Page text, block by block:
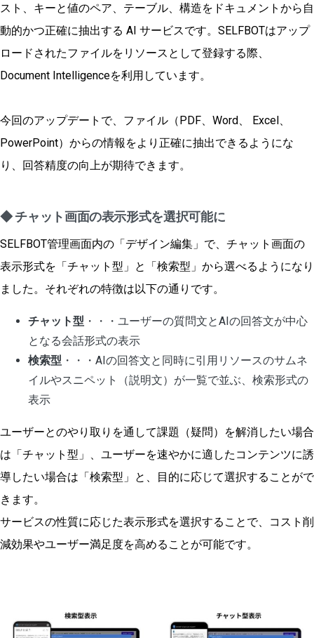
スト、キーと値のペア、テーブル、構造をドキュメントから自
動的かつ正確に抽出する AI サービスです。SELFBOTはアップ
ロードされたファイルをリソースとして登録する際、
Document Intelligenceを利用しています。
今回のアップデートで、ファイル（PDF、Word、 Excel、
PowerPoint）からの情報をより正確に抽出できるようにな
り、回答精度の向上が期待できます。
◆ チャット画面の表示形式を選択可能に
SELFBOT管理画面内の「デザイン編集」で、チャット画面の
表示形式を「チャット型」と「検索型」から選べるようになり
ました。それぞれの特徴は以下の通りです。
チャット型 ・・・ユーザーの質問文とAIの回答文が中心
となる会話形式の表示
検索型 ・・・AIの回答文と同時に引用リソースのサムネ
イルやスニペット（説明文）が一覧で並ぶ、検索形式の
表示
ユーザーとのやり取りを通して課題（疑問）を解消したい場合
は「チャット型」、ユーザーを速やかに適したコンテンツに誘
導したい場合は「検索型」と、目的に応じて選択することがで
きます。
サービスの性質に応じた表示形式を選択することで、コスト削
減効果やユーザー満足度を高めることが可能です。